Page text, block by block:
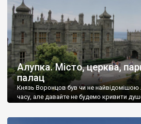
Алупка. Місто, церква,
палац
Князь Воронцов був чи не
часу, але давайте не будемо кривити